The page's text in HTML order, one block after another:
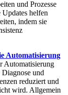
und Prozesse
helfen
indem sie
Automatisierung
Automatisierung
und
reduziert und
wird. Allgemein